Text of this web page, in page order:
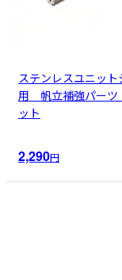
ステンレスユニット
用 帆立補強パー
ット
2,290円